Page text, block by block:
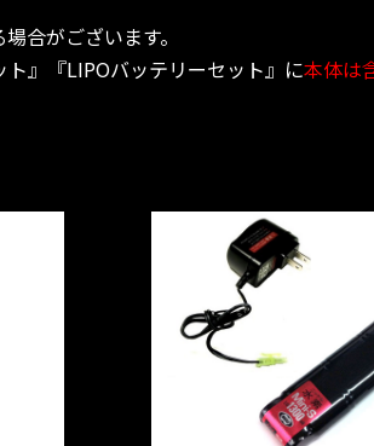
合がございます。
』『LIPOバッテリーセット』に本体は